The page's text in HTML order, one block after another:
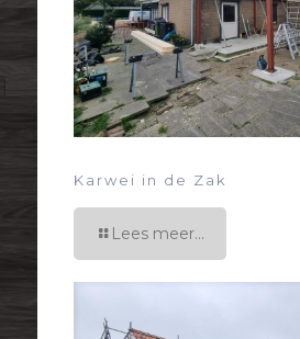
Karwei in de Zak
Lees meer...